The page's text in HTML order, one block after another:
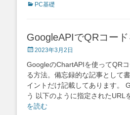
Categories
PC基礎
GoogleAPIでQRコー
Posted
2023年3月2日
GoogleのChartAPIを使ってQR
る方法。備忘録的な記事として
イントだけ記載してあります。
う 以下のように指定されたURL
を読む